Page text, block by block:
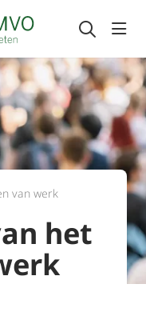
van werk
het